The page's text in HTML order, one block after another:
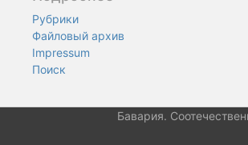
Рубрики
Файловый архив
Impressum
Поиск
Бавария.